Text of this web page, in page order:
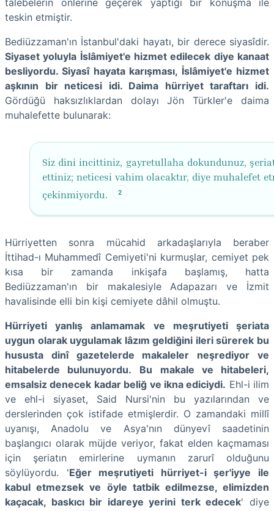
talebelerin önlerine geçerek yaptığı bir konuşma ile
teskin etmiştir.
Bediüzzaman'ın İstanbul'daki hayatı, bir derece siyasîdir.
Siyaset yoluyla İslâmiyet'e hizmet edilecek diye kanaat
besliyordu. Siyasî hayata karışması, İslâmiyet'e hizmet
aşkının bir neticesi idi. Daima hürriyet taraftarı idi.
Gördüğü haksızlıklardan dolayı Jön Türkler'e daima
muhalefette bulunarak:
Siz dini incittiniz, gayretullaha dokundunuz,
ettiniz; neticesi vahim olacaktır, diye muhalefet
çekinmiyordu.
2
Hürriyetten sonra mücahid arkadaşlarıyla beraber
İttihad-ı Muhammedî Cemiyeti'ni kurmuşlar, cemiyet pek
kısa bir zamanda inkişafa başlamış, hatta
Bediüzzaman'ın bir makalesiyle Adapazarı ve İzmit
havalisinde elli bin kişi cemiyete dâhil olmuştu.
Hürriyeti yanlış anlamamak ve meşrutiyeti şeriata
uygun olarak uygulamak lâzım geldiğini ileri sürerek bu
hususta dinî gazetelerde makaleler neşrediyor ve
hitabelerde bulunuyordu.
Bu makale ve hitabeleri,
emsalsiz denecek kadar beliğ ve ikna ediciydi. Ehl-i ilim
ve ehl-i siyaset, Said Nursi'nin bu yazılarından ve
derslerinden çok istifade etmişlerdir. O zamandaki millî
uyanışı, Anadolu ve Asya'nın dünyevî saadetinin
başlangıcı olarak müjde veriyor, fakat elden kaçmaması
için şeriatın emirlerine uymanın zarurî olduğunu
söylüyordu. 'Eğer meşrutiyeti hürriyet-i şer'iyye ile
kabul etmezsek ve öyle tatbik edilmezse, elimizden
kaçacak, baskıcı bir idareye yerini terk edecek' diye